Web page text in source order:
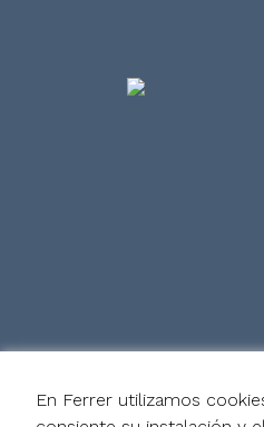
En Ferrer utilizamos